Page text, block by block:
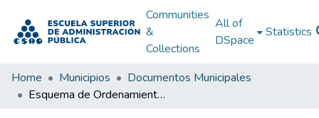
Communities
&
Collections
All of
DSpace
Statistics
Home Municipios
Documentos Municipales
Esquema de Ordenamiento Territorial Valdivia Antioquia 2005: EOT Valdivia Antioquia 2005